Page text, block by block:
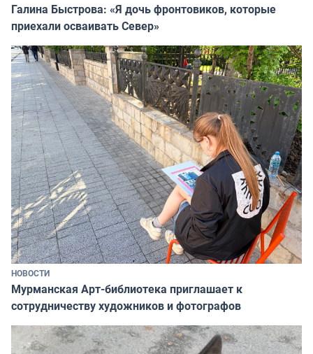
Галина Быстрова: «Я дочь фронтовиков, которые
приехали осваивать Север»
НОВОСТИ
Мурманская Арт-библиотека приглашает к
сотрудничеству художников и фотографов